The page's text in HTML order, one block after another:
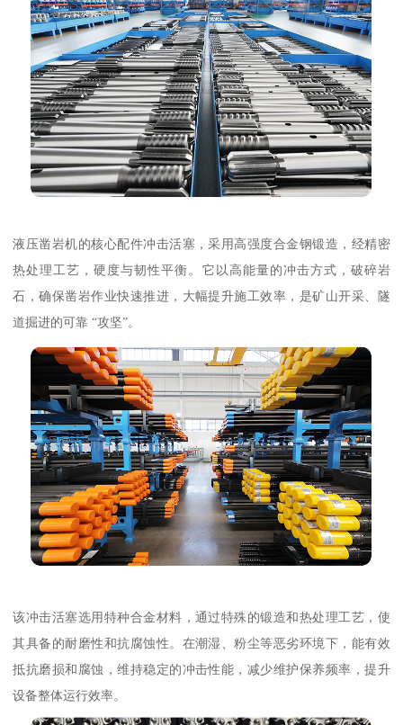
液压凿岩机的核心配件冲击活塞，采用高强度合金钢锻造，经精密
热处理工艺，硬度与韧性平衡。它以高能量的冲击方式，破碎岩
石，确保凿岩作业快速推进，大幅提升施工效率，是矿山开采、隧
道掘进的可靠 “攻坚”。
该冲击活塞选用特种合金材料，通过特殊的锻造和热处理工艺，使
其具备的耐磨性和抗腐蚀性。在潮湿、粉尘等恶劣环境下，能有效
抵抗磨损和腐蚀，维持稳定的冲击性能，减少维护保养频率，提升
设备整体运行效率。